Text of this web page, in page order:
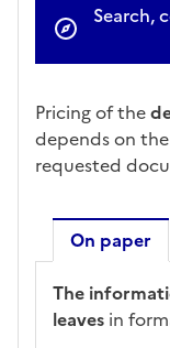
Search,
Pricing of the
depends on
requested
On paper
On paper
The
leaves in